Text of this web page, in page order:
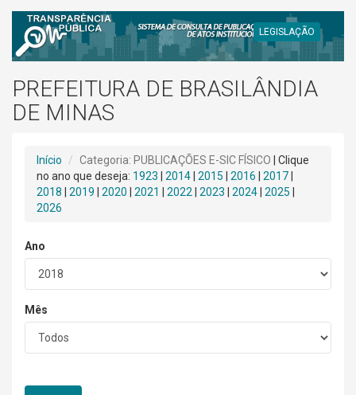
LEGISLAÇÃO
PREFEITURA DE BRASILÂNDIA
DE MINAS
Início Categoria: PUBLICAÇÕES E-SIC FÍSICO | Clique
no ano que deseja: 1923 2014 2015 2016 2017
2018
2019 2020 2021 2022 2023 2024 2025
2026
Ano
Mês